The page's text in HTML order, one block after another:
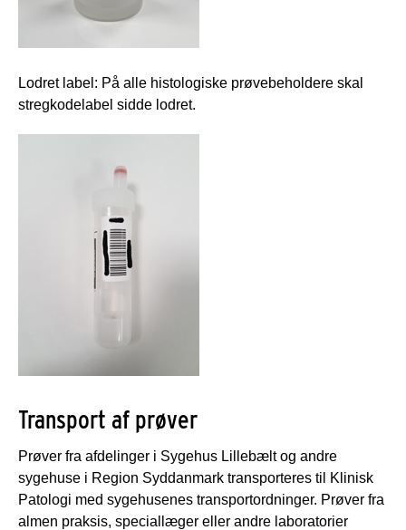
Lodret label: På alle histologiske prøvebeholdere skal
stregkodelabel sidde lodret.
Transport af prøver
Prøver fra afdelinger i Sygehus Lillebælt og andre
sygehuse i Region Syddanmark transporteres til Klinisk
Patologi med sygehusenes transportordninger. Prøver fra
almen praksis, speciallæger eller andre laboratorier